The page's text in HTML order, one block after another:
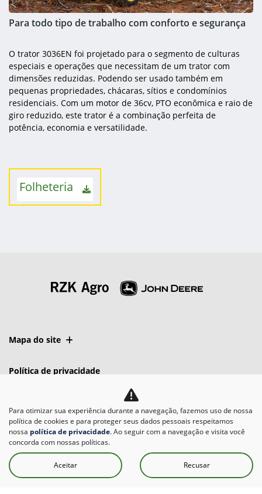
Para todo tipo de trabalho com conforto e segurança
O trator 3036EN foi projetado para o segmento de culturas
especiais e operações que necessitam de um trator com
dimensões reduzidas. Podendo ser usado também em
pequenas propriedades, chácaras, sítios e condomínios
residenciais. Com um motor de 36cv, PTO econômica e raio de
giro reduzido, este trator é a combinação perfeita de
potência, economia e versatilidade.
Folheteria
Mapa do site
Política de privacidade
RZK AGRO LTDA
CNPJ: 07.685.671/0007-78
Para otimizar sua experiência durante a navegação, fazemos uso de nossa
política de cookies e para proteger seus dados pessoais respeitamos
nossa política de privacidade. Ao seguir com a navegação e visita você
concorda com nossas políticas.
Aceitar Recusar